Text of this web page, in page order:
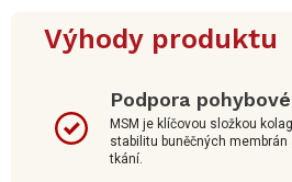
Výhody produktu
Podpora
MSM je klíčovou složkou
stabilitu buněčných
tkání.